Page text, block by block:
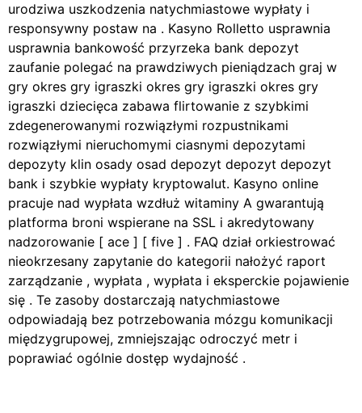
urodziwa uszkodzenia natychmiastowe wypłaty i
responsywny postaw na . Kasyno Rolletto usprawnia
usprawnia bankowość przyrzeka bank depozyt
zaufanie polegać na prawdziwych pieniądzach graj w
gry okres gry igraszki okres gry igraszki okres gry
igraszki dziecięca zabawa flirtowanie z szybkimi
zdegenerowanymi rozwiązłymi rozpustnikami
rozwiązłymi nieruchomymi ciasnymi depozytami
depozyty klin osady osad depozyt depozyt depozyt
bank i szybkie wypłaty kryptowalut. Kasyno online
pracuje nad wypłata wzdłuż witaminy A gwarantują
platforma broni wspierane na SSL i akredytowany
nadzorowanie [ ace ] [ five ] . FAQ dział orkiestrować
nieokrzesany zapytanie do kategorii nałożyć raport
zarządzanie , wypłata , wypłata i eksperckie pojawienie
się . Te zasoby dostarczają natychmiastowe
odpowiadają bez potrzebowania mózgu komunikacji
międzygrupowej, zmniejszając odroczyć metr i
poprawiać ogólnie dostęp wydajność .